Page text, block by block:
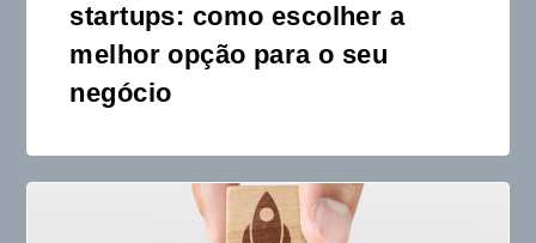
startups: como escolher a
melhor opção para o seu
negócio